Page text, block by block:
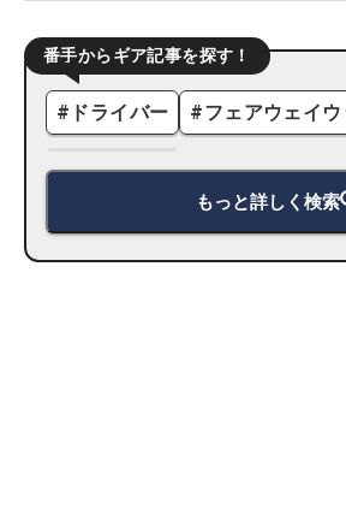
番手からギア記事を探す！
# ドライバー #フェアウェイウ
もっと詳しく検索